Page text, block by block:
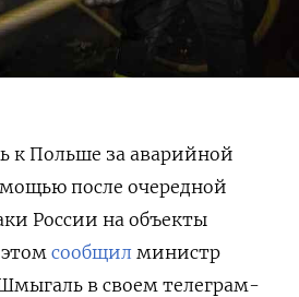
к Польше за аварийной
после очередной
России на объекты
сообщил министр
в своем телеграм-